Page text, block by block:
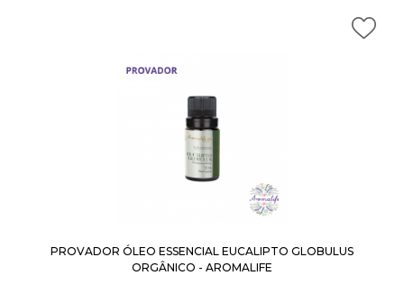
PROVADOR ÓLEO ESSENCIAL EUCALIPTO GLOBULUS
ORGÂNICO - AROMALIFE